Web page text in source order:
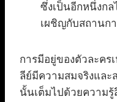
ซึ่งเป็นอีกหนึ่งกล
เผชิญกับสถานก
การมีอยู่ของตัวละคร
ลีย์มีความสมจริงแล
นั้นเต็มไปด้วยความ